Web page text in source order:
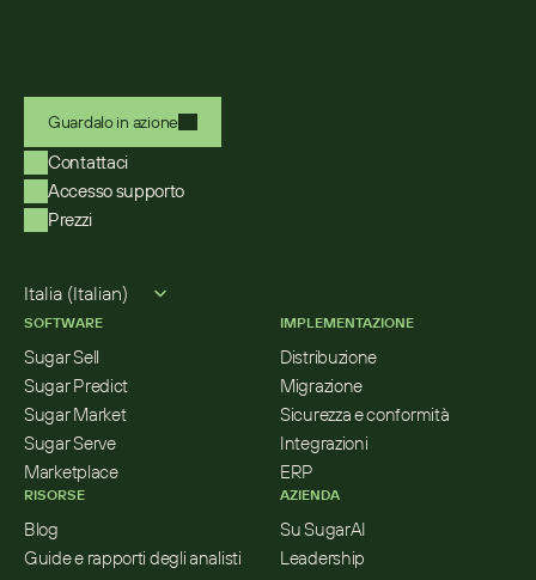
Guardalo in azione
Contattaci
Accesso supporto
Prezzi
Italia (Italian)
SOFTWARE
Sugar Sell
Sugar Predict
Sugar Market
Sugar Serve
Marketplace
RISORSE
Blog
Guide e rapporti degli analisti
IMPLEMENTAZIONE
Distribuzione
Migrazione
Sicurezza e conformità
Integrazioni
ERP
AZIENDA
Su SugarAI
Leadership